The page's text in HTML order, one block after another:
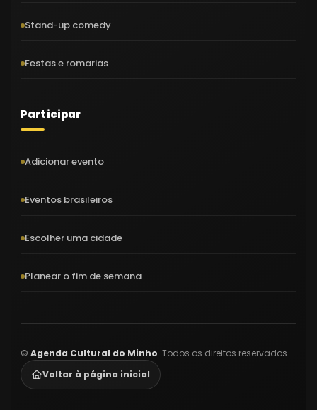
Stand-up comedy
Festas e romarias
Participar
Adicionar evento
Eventos brasileiros
Escolher uma cidade
Planear o fim de semana
© Agenda Cultural do Minho. Todos os direitos reservados.
Voltar à página inicial